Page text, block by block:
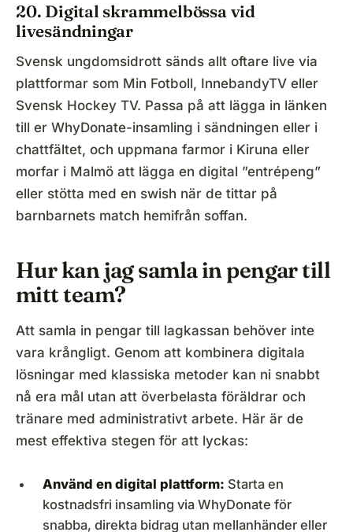
20. Digital skrammelbössa vid
livesändningar
Svensk ungdomsidrott sänds allt oftare live via
plattformar som Min Fotboll, InnebandyTV eller
Svensk Hockey TV. Passa på att lägga in länken
till er WhyDonate-insamling i sändningen eller i
chattfältet, och uppmana farmor i Kiruna eller
morfar i Malmö att lägga en digital ”entrépeng”
eller stötta med en swish när de tittar på
barnbarnets match hemifrån soffan.
Hur kan jag samla in pengar till
mitt team?
Att samla in pengar till lagkassan behöver inte
vara krångligt. Genom att kombinera digitala
lösningar med klassiska metoder kan ni snabbt
nå era mål utan att överbelasta föräldrar och
tränare med administrativt arbete. Här är de
mest effektiva stegen för att lyckas:
Använd en digital plattform: Starta en
kostnadsfri insamling via WhyDonate för
snabba, direkta bidrag utan mellanhänder eller